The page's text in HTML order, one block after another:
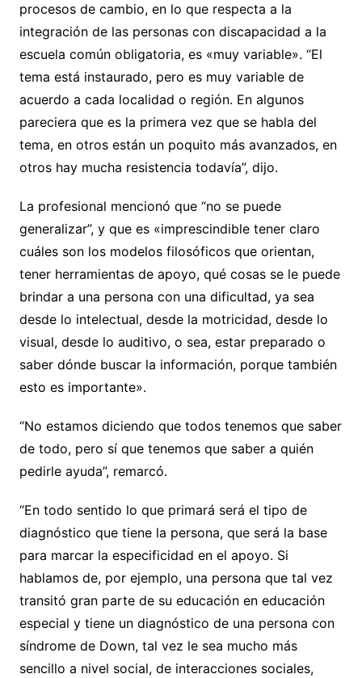
procesos de cambio, en lo que respecta a la
integración de las personas con discapacidad a la
escuela común obligatoria, es «muy variable». “El
tema está instaurado, pero es muy variable de
acuerdo a cada localidad o región. En algunos
pareciera que es la primera vez que se habla del
tema, en otros están un poquito más avanzados, en
otros hay mucha resistencia todavía”, dijo.
La profesional mencionó que “no se puede
generalizar”, y que es «imprescindible tener claro
cuáles son los modelos filosóficos que orientan,
tener herramientas de apoyo, qué cosas se le puede
brindar a una persona con una dificultad, ya sea
desde lo intelectual, desde la motricidad, desde lo
visual, desde lo auditivo, o sea, estar preparado o
saber dónde buscar la información, porque también
esto es importante».
“No estamos diciendo que todos tenemos que saber
de todo, pero sí que tenemos que saber a quién
pedirle ayuda”, remarcó.
“En todo sentido lo que primará será el tipo de
diagnóstico que tiene la persona, que será la base
para marcar la especificidad en el apoyo. Si
hablamos de, por ejemplo, una persona que tal vez
transitó gran parte de su educación en educación
especial y tiene un diagnóstico de una persona con
síndrome de Down, tal vez le sea mucho más
sencillo a nivel social, de interacciones sociales,